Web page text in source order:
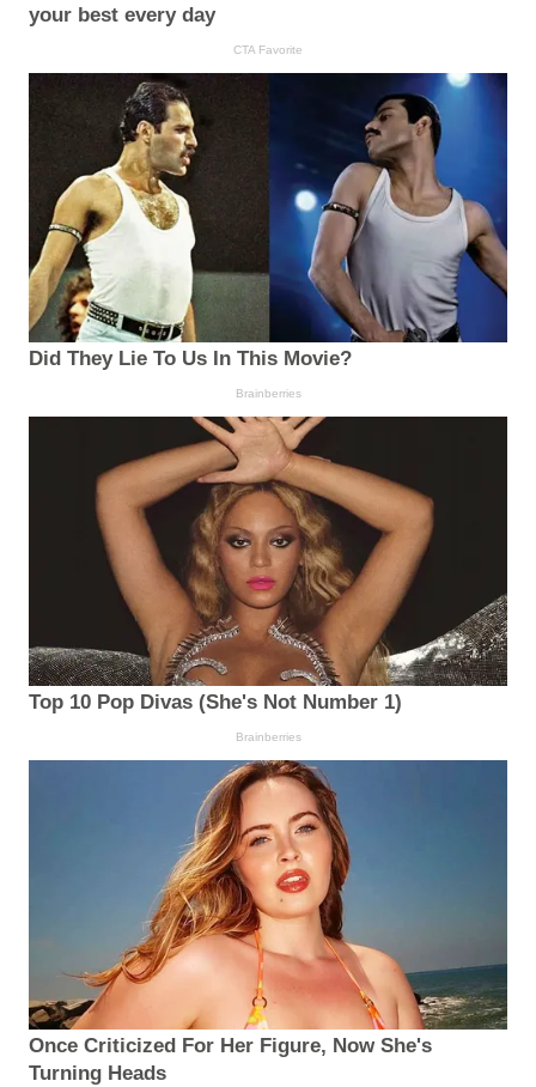
your best every day
CTA Favorite
Did They Lie To Us In This Movie?
Brainberries
Top 10 Pop Divas (She's Not Number 1)
Brainberries
Once Criticized For Her Figure, Now She's
Turning Heads